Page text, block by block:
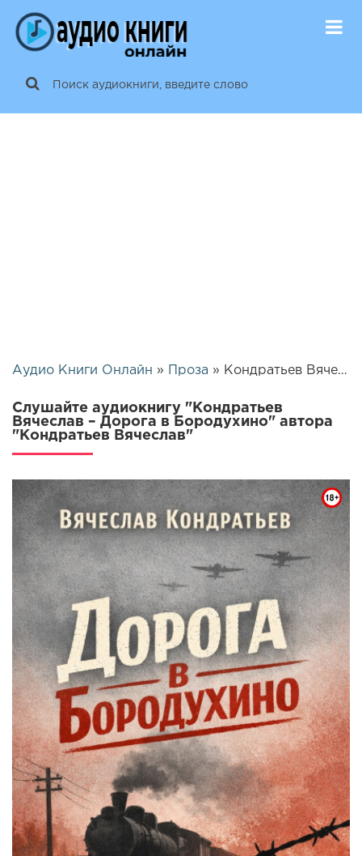
Аудио Книги Онлайн » Проза » Кондратьев Вячеслав – Дорога в Бородухино | 25545
Слушайте аудиокнигу "Кондратьев
Вячеслав – Дорога в Бородухино" автора
"Кондратьев Вячеслав"